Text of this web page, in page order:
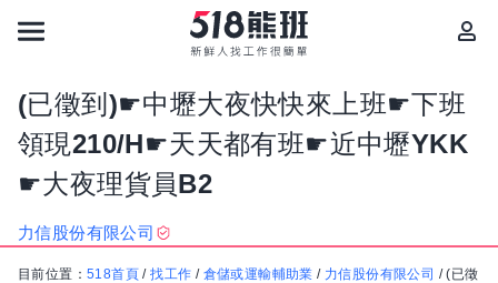
(已徵到)☛中壢大夜快快來上班☛下班
領現210/H☛天天都有班☛近中壢YKK
☛大夜理貨員B2
力信股份有限公司
目前位置： 518首頁 /找工作 / 倉儲或運輸輔助業 / 力信股份有限公司 /(已徵